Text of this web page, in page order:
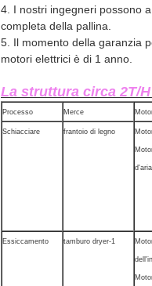
4. I nostri ingegneri possono
completa della pallina.
5. Il momento della garanzia
motori elettrici è di 1 anno.
La struttura circa 2T/
Processo Merce
Schiacciare frantoio di legno
d'aria
Essiccamento tamburo dryer-1